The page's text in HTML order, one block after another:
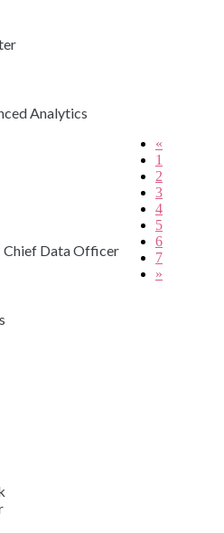
Analytics
Data Officer
«
1
2
3
4
5
6
7
»